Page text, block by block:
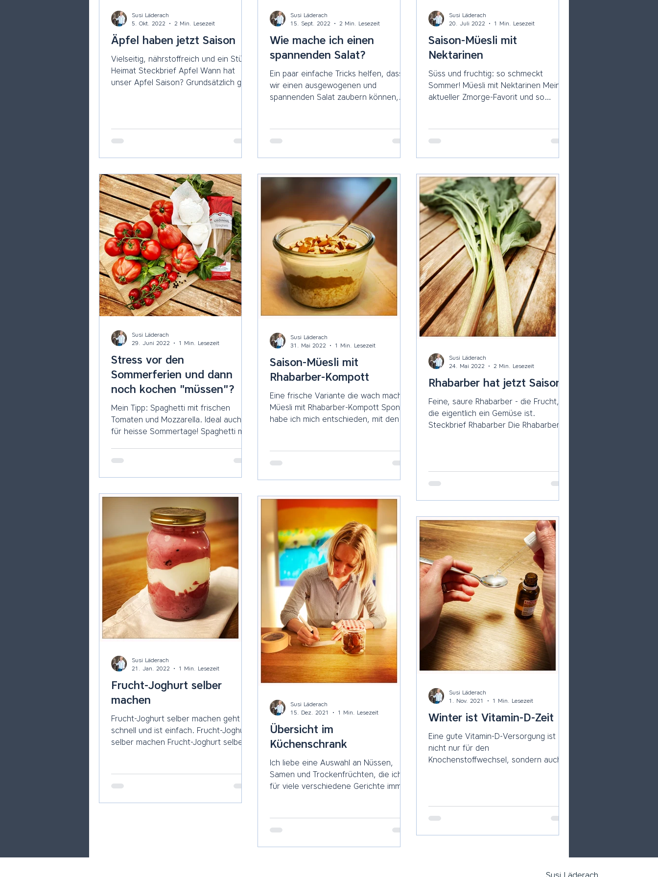
Äpfel haben jetzt Saison
Vielseitig, nährstoffreich und ein Stück
Heimat Steckbrief Apfel Wann hat
unser Apfel Saison? Grundsätzlich gibt
Susi Läderach
5. Okt. 2022
2 Min. Lesezeit
Wie mache ich einen
spannenden Salat?
Ein paar einfache Tricks helfen, dass
wir einen ausgewogenen und
spannenden Salat zaubern können,
Susi Läderach
15. Sept. 2022
2 Min. Lesezeit
Saison-Müesli mit
Nektarinen
Süss und fruchtig: so schmeckt
Sommer! Müesli mit Nektarinen Mein
aktueller Zmorge-Favorit und so
Susi Läderach
20. Juli 2022
1 Min. Lesezeit
Stress vor den
Sommerferien und dann
noch kochen "müssen"?
Mein Tipp: Spaghetti mit frischen
Tomaten und Mozzarella. Ideal auch
für heisse Sommertage! Spaghetti mit
Susi Läderach
29. Juni 2022
1 Min. Lesezeit
Saison-Müesli mit
Rhabarber-Kompott
Eine frische Variante die wach macht!
Müesli mit Rhabarber-Kompott Spontan
habe ich mich entschieden, mit den
Susi Läderach
31. Mai 2022
1 Min. Lesezeit
Rhabarber hat jetzt Saison
Feine, saure Rhabarber - die Frucht,
die eigentlich ein Gemüse ist.
Steckbrief Rhabarber Die Rhabarber
Susi Läderach
24. Mai 2022
2 Min. Lesezeit
Frucht-Joghurt selber
machen
Frucht-Joghurt selber machen geht
schnell und ist einfach. Frucht-Joghurt
selber machen Frucht-Joghurt selber
Susi Läderach
21. Jan. 2022
1 Min. Lesezeit
Übersicht im
Küchenschrank
Ich liebe eine Auswahl an Nüssen,
Samen und Trockenfrüchten, die ich
für viele verschiedene Gerichte immer
Susi Läderach
15. Dez. 2021
1 Min. Lesezeit Winter ist Vitamin-D-Zeit
Eine gute Vitamin-D-Versorgung ist
nicht nur für den
Knochenstoffwechsel, sondern auch
Susi Läderach
1. Nov. 2021
1 Min. Lesezeit
Susi Läderach